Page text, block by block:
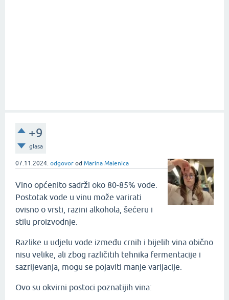
+9
glasa
07.11.2024. odgovor od Marina Malenica
Vino općenito sadrži oko 80-85% vode.
Postotak vode u vinu može varirati
ovisno o vrsti, razini alkohola, šećeru i
stilu proizvodnje.
Razlike u udjelu vode između crnih i bijelih vina obično
nisu velike, ali zbog različitih tehnika fermentacije i
sazrijevanja, mogu se pojaviti manje varijacije.
Ovo su okvirni postoci poznatijih vina: